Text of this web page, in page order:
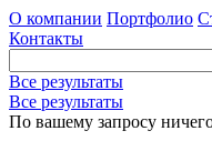
О компании Портфолио
Контакты
Все результаты
Все результаты
По вашему запросу